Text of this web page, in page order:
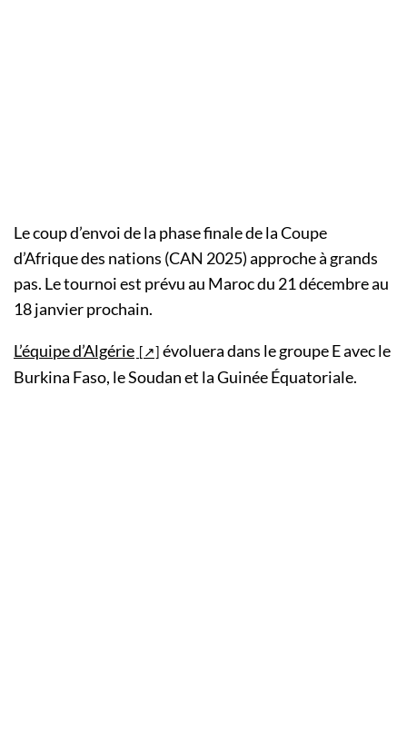
Le coup d’envoi de la phase finale de la Coupe
d’Afrique des nations (CAN 2025) approche à grands
pas. Le tournoi est prévu au Maroc du 21 décembre au
18 janvier prochain.
L’équipe d’Algérie
évoluera dans le groupe E avec le
Burkina Faso, le Soudan et la Guinée Équatoriale.